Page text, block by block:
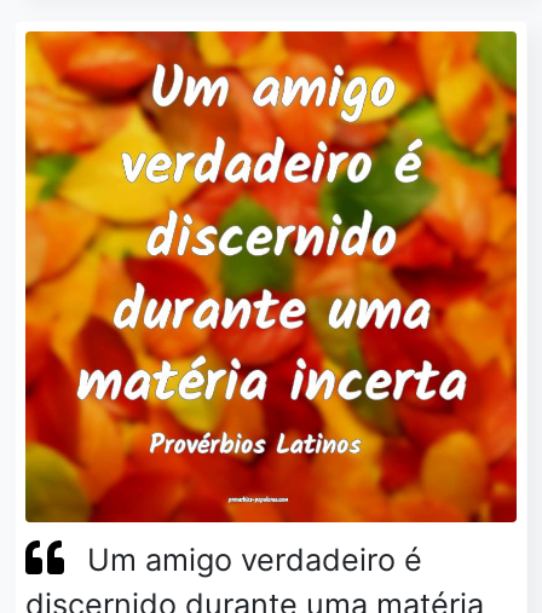
Um amigo verdadeiro é
discernido durante uma matéria